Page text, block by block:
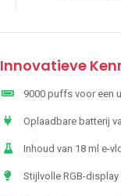
Innovatieve
9000 puffs voor een
Oplaadbare batterij
Inhoud van 18 ml e-
Stijlvolle RGB-